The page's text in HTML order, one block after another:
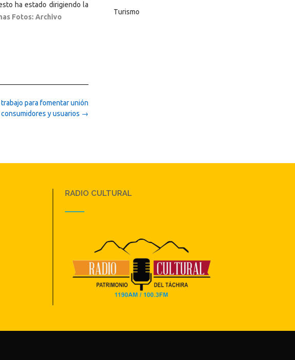
ha estado dirigiendo la
Fotos: Archivo
para fomentar unión
y usuarios →
Turismo
RADIO CULTURAL